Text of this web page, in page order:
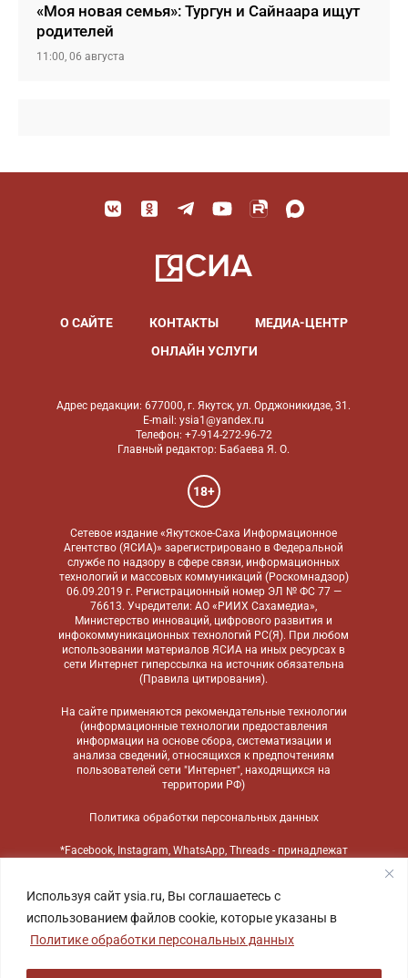
Используя сайт ysia.ru, Вы соглашаетесь с
использованием файлов cookie, которые указаны в
Политике обработки персональных данных
«Моя новая семья»: Тургун и Сайнаара ищут
родителей
11:00, 06 августа
О САЙТЕ КОНТАКТЫ
МЕДИА-ЦЕНТР
ОНЛАЙН УСЛУГИ
Адрес редакции: 677000, г. Якутск, ул. Орджоникидзе, 31.
E-mail: ysia1@yandex.ru
Телефон: +7-914-272-96-72
Главный редактор: Бабаева Я. О.
18+
Сетевое издание «Якутское-Саха Информационное
Агентство (ЯСИА)» зарегистрировано в Федеральной
службе по надзору в сфере связи, информационных
технологий и массовых коммуникаций (Роскомнадзор)
06.09.2019 г. Регистрационный номер ЭЛ № ФС 77 —
76613. Учредители: АО «РИИХ Сахамедиа»,
Министерство инноваций, цифрового развития и
инфокоммуникационных технологий РС(Я). При любом
использовании материалов ЯСИА на иных ресурсах в
сети Интернет гиперссылка на источник обязательна
(Правила цитирования).
На сайте применяются рекомендательные технологии
(информационные технологии предоставления
информации на основе сбора, систематизации и
анализа сведений, относящихся к предпочтениям
пользователей сети "Интернет", находящихся на
территории РФ)
Политика обработки персональных данных
*Facebook, Instagram, WhatsApp, Threads - принадлежат